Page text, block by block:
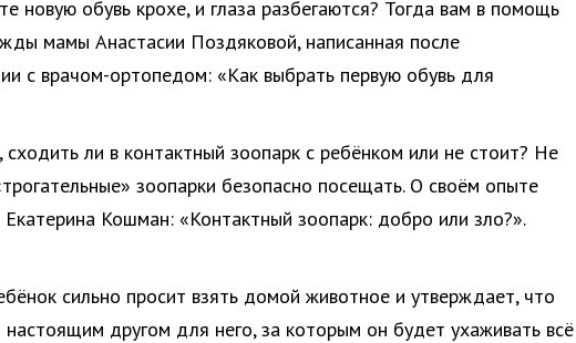
новую обувь крохе, и глаза разбегаются? Тогда вам в помощь
мамы Анастасии Поздяковой, написанная после
с врачом-ортопедом: «Как выбрать первую обувь для
сходить ли в контактный зоопарк с ребёнком или не стоит? Не
зоопарки безопасно посещать. О своём опыте
Екатерина Кошман: «Контактный зоопарк: добро или зло?».
сильно просит взять домой животное и утверждает, что
настоящим другом для него, за которым он будет ухаживать всё